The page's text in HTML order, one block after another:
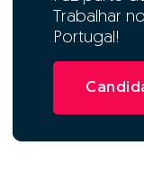
Trabalhar
Portugal!